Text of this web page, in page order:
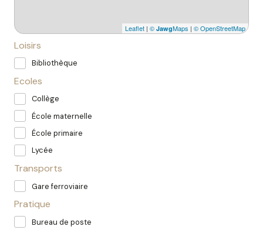
Leaflet | © JawgMaps | © OpenStreetMap
Loisirs
Bibliothèque
Ecoles
Collège
École maternelle
École primaire
Lycée
Transports
Gare ferroviaire
Pratique
Bureau de poste